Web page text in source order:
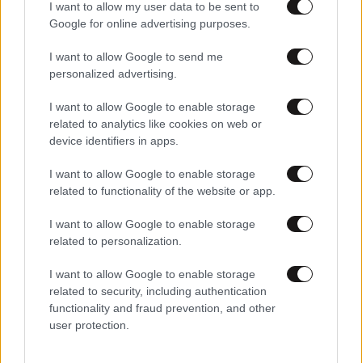
I want to allow my user data to be sent to
Google for online advertising purposes.
I want to allow Google to send me
personalized advertising.
I want to allow Google to enable storage
related to analytics like cookies on web or
device identifiers in apps.
I want to allow Google to enable storage
related to functionality of the website or app.
I want to allow Google to enable storage
related to personalization.
I want to allow Google to enable storage
related to security, including authentication
functionality and fraud prevention, and other
user protection.
Νταλάρας για Πανούση: Λυπήθηκα πολύ όταν πέθανε,
λυπήθηκα